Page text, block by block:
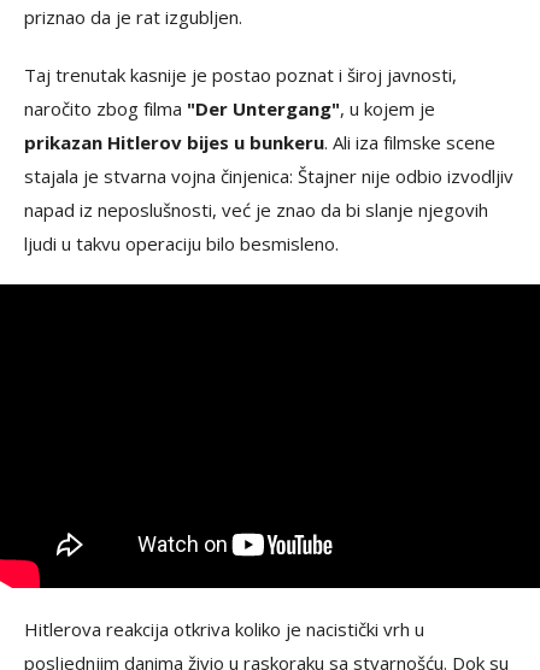
priznao da je rat izgubljen.
Taj trenutak kasnije je postao poznat i široj javnosti,
naročito zbog filma "Der Untergang", u kojem je
prikazan Hitlerov bijes u bunkeru. Ali iza filmske scene
stajala je stvarna vojna činjenica: Štajner nije odbio izvodljiv
napad iz neposlušnosti, već je znao da bi slanje njegovih
ljudi u takvu operaciju bilo besmisleno.
Hitlerova reakcija otkriva koliko je nacistički vrh u
posljednjim danima živio u raskoraku sa stvarnošću. Dok su